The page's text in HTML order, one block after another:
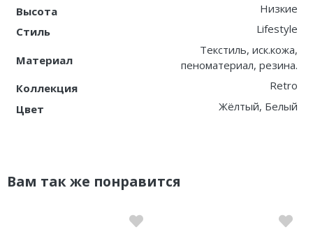
Высота
Низкие
Стиль
Lifestyle
Материал
Текстиль, иск.кожа,
пеноматериал, резина.
Коллекция
Retro
Цвет
Жёлтый, Белый
Вам так же понравится